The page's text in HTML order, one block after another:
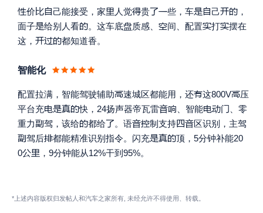
价己能接受，家 人觉贵些，车己 ，
面子给别人看。这车底质感、 间、配置打摆在
这， 都知道香。
智能化
配置拉满，智能驾驶辅助速城区都能用，还这800V压
平台充快，24扬声器帝瓦雷 、智能 、零
重力驾，该给都给。语制支持区识别，主驾
驾后都能精准识别指令。闪充顶，5分钟补能20
0 ，9分钟能从12%干到95%。
*上述内容版权归发帖人和汽车之家所有, 未经允许不得使用、转载。